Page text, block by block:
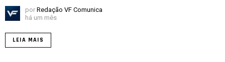
por Redação VF Comunica
há um mês
LEIA MAIS